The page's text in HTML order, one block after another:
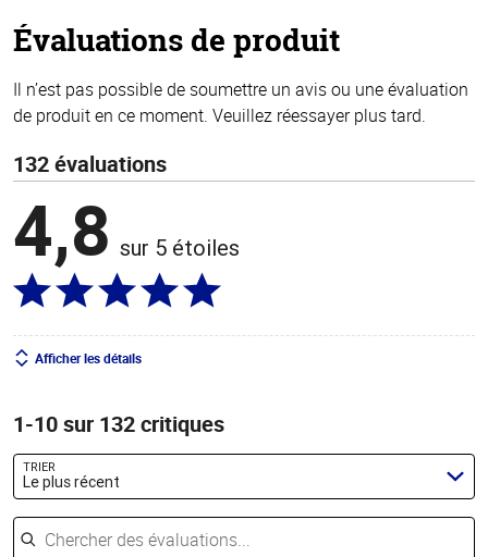
Évaluations de produit
Il n’est pas possible de soumettre un avis ou une évaluation
de produit en ce moment. Veuillez réessayer plus tard.
132 évaluations
4,8 sur 5 étoiles
Afficher les détails
1-10 sur 132 critiques
TRIER
Le plus récent
Chercher des évaluations